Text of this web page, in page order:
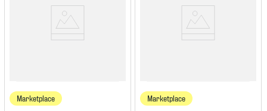
Marketplace Marketplace